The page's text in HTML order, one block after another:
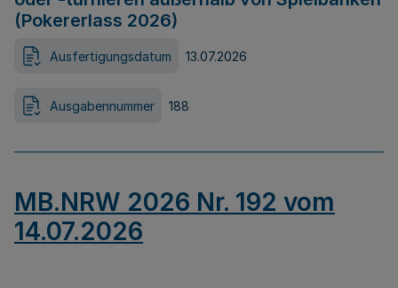
(Pokererlass 2026)
Ausfertigungsdatum 13.07.2026
Ausgabennummer 188
MB.NRW 2026 Nr. 192 vom
14.07.2026